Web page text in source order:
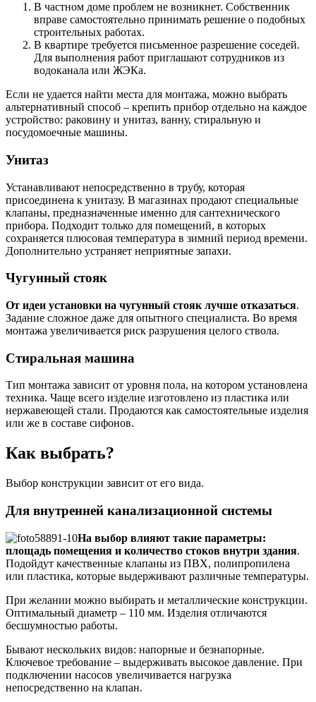
В частном доме проблем не возникнет. Собственник
вправе самостоятельно принимать решение о подобных
строительных работах.
В квартире требуется письменное разрешение соседей.
Для выполнения работ приглашают сотрудников из
водоканала или ЖЭКа.
Если не удается найти места для монтажа, можно выбрать
альтернативный способ – крепить прибор отдельно на каждое
устройство: раковину и унитаз, ванну, стиральную и
посудомоечные машины.
Унитаз
Устанавливают непосредственно в трубу, которая
присоединена к унитазу. В магазинах продают специальные
клапаны, предназначенные именно для сантехнического
прибора. Подходит только для помещений, в которых
сохраняется плюсовая температура в зимний период времени.
Дополнительно устраняет неприятные запахи.
Чугунный стояк
От идеи установки на чугунный стояк лучше отказаться.
Задание сложное даже для опытного специалиста. Во время
монтажа увеличивается риск разрушения целого ствола.
Стиральная машина
Тип монтажа зависит от уровня пола, на котором установлена
техника. Чаще всего изделие изготовлено из пластика или
нержавеющей стали. Продаются как самостоятельные изделия
или же в составе сифонов.
Как выбрать?
Выбор конструкции зависит от его вида.
Для внутренней канализационной системы
На выбор влияют такие параметры:
площадь помещения и количество стоков внутри здания.
Подойдут качественные клапаны из ПВХ, полипропилена
или пластика, которые выдерживают различные температуры.
При желании можно выбирать и металлические конструкции.
Оптимальный диаметр – 110 мм. Изделия отличаются
бесшумностью работы.
Бывают нескольких видов: напорные и безнапорные.
Ключевое требование – выдерживать высокое давление. При
подключении насосов увеличивается нагрузка
непосредственно на клапан.